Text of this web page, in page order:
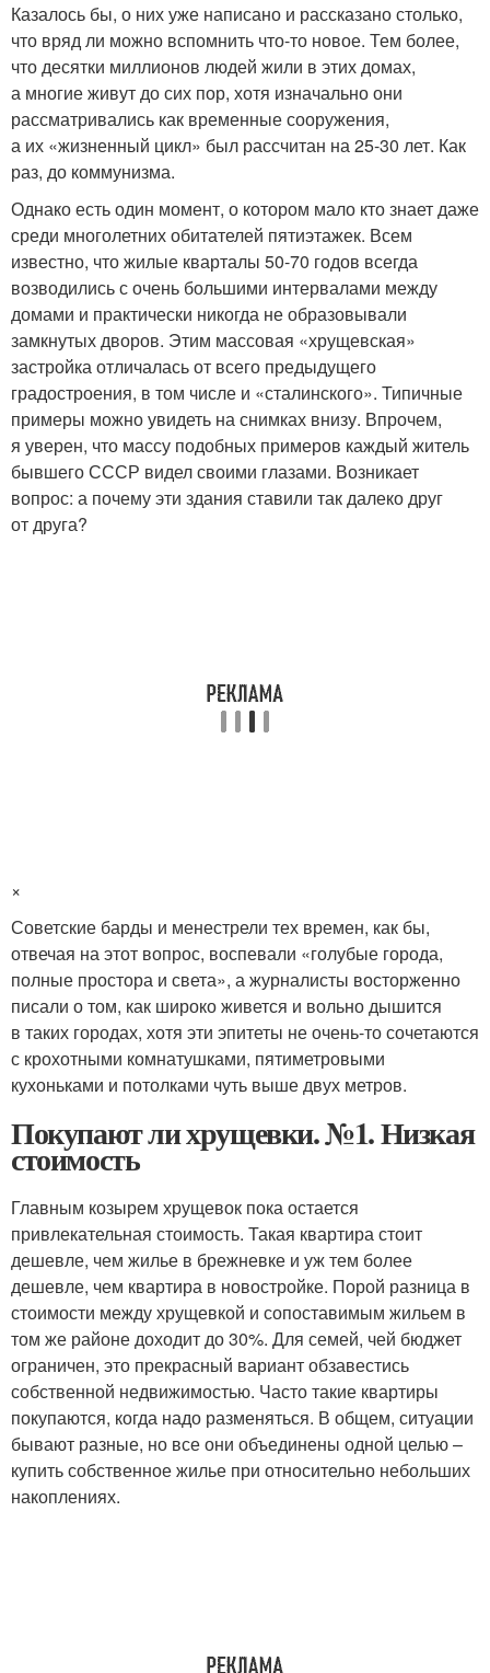
Казалось бы, о них уже написано и рассказано столько,
что вряд ли можно вспомнить что-то новое. Тем более,
что десятки миллионов людей жили в этих домах,
а многие живут до сих пор, хотя изначально они
рассматривались как временные сооружения,
а их «жизненный цикл» был рассчитан на 25-30 лет. Как
раз, до коммунизма.
Однако есть один момент, о котором мало кто знает даже
среди многолетних обитателей пятиэтажек. Всем
известно, что жилые кварталы 50-70 годов всегда
возводились с очень большими интервалами между
домами и практически никогда не образовывали
замкнутых дворов. Этим массовая «хрущевская»
застройка отличалась от всего предыдущего
градостроения, в том числе и «сталинского». Типичные
примеры можно увидеть на снимках внизу. Впрочем,
я уверен, что массу подобных примеров каждый житель
бывшего СССР видел своими глазами. Возникает
вопрос: а почему эти здания ставили так далеко друг
от друга?
×
Советские барды и менестрели тех времен, как бы,
отвечая на этот вопрос, воспевали «голубые города,
полные простора и света», а журналисты восторженно
писали о том, как широко живется и вольно дышится
в таких городах, хотя эти эпитеты не очень-то сочетаются
с крохотными комнатушками, пятиметровыми
кухоньками и потолками чуть выше двух метров.
Покупают ли хрущевки. №1. Низкая
стоимость
Главным козырем хрущевок пока остается
привлекательная стоимость. Такая квартира стоит
дешевле, чем жилье в брежневке и уж тем более
дешевле, чем квартира в новостройке. Порой разница в
стоимости между хрущевкой и сопоставимым жильем в
том же районе доходит до 30%. Для семей, чей бюджет
ограничен, это прекрасный вариант обзавестись
собственной недвижимостью. Часто такие квартиры
покупаются, когда надо разменяться. В общем, ситуации
бывают разные, но все они объединены одной целью –
купить собственное жилье при относительно небольших
накоплениях.